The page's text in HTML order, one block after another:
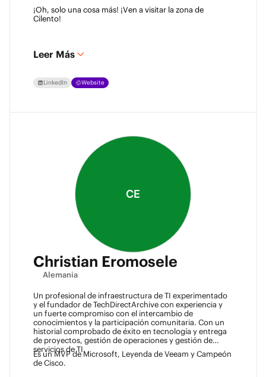
¡Oh, solo una cosa más! ¡Ven a visitar la zona de
Cilento!
Leer Más
LinkedIn Website
CE
Christian Eromosele
Alemania
Un profesional de infraestructura de TI experimentado
y el fundador de TechDirectArchive con experiencia y
un fuerte compromiso con el intercambio de
conocimientos y la participación comunitaria. Con un
historial comprobado de éxito en tecnología y entrega
de proyectos, gestión de operaciones y gestión de
servicios de TI.
Es un MVP de Microsoft, Leyenda de Veeam y Campeón
de Cisco.